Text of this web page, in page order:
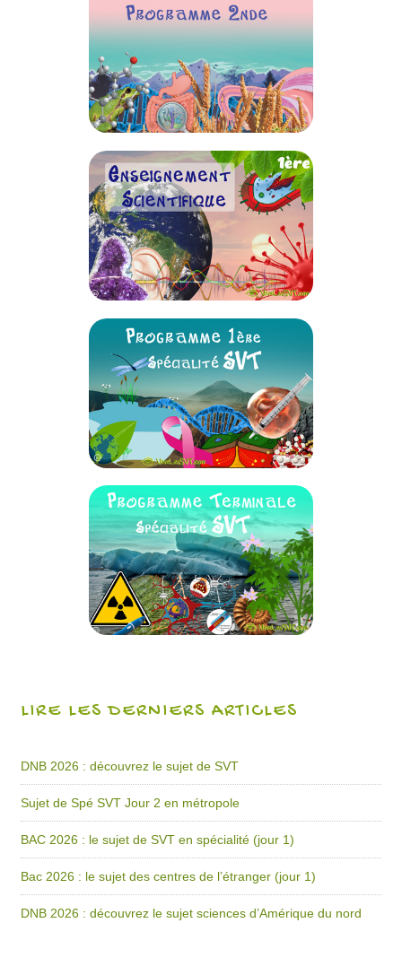
LIRE LES DERNIERS ARTICLES
DNB 2026 : découvrez le sujet de SVT
Sujet de Spé SVT Jour 2 en métropole
BAC 2026 : le sujet de SVT en spécialité (jour 1)
Bac 2026 : le sujet des centres de l’étranger (jour 1)
DNB 2026 : découvrez le sujet sciences d’Amérique du nord